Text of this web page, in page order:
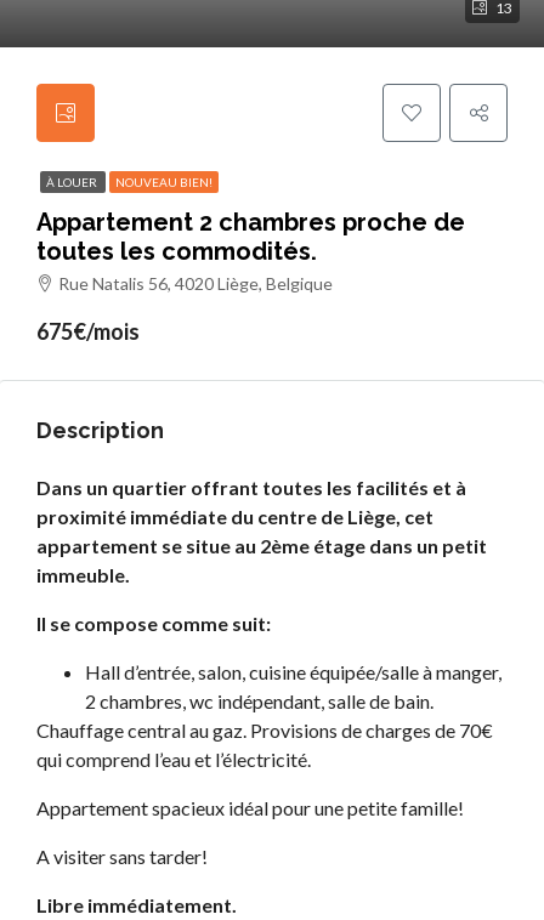
13
À LOUER NOUVEAU BIEN!
Appartement 2 chambres proche de
toutes les commodités.
Rue Natalis 56, 4020 Liège, Belgique
675€/mois
Description
Dans un quartier offrant toutes les facilités et à
proximité immédiate du centre de Liège, cet
appartement se situe au 2ème étage dans un petit
immeuble.
Il se compose comme suit:
Hall d’entrée, salon, cuisine équipée/salle à manger,
2 chambres, wc indépendant, salle de bain.
Chauffage central au gaz. Provisions de charges de 70€
qui comprend l’eau et l’électricité.
Appartement spacieux idéal pour une petite famille!
A visiter sans tarder!
Libre immédiatement.